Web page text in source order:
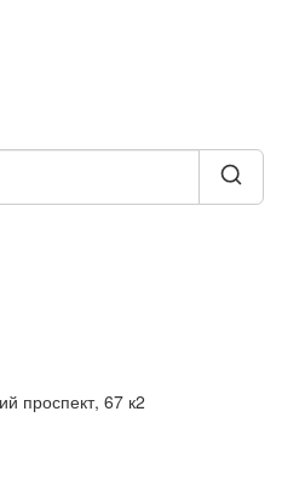
проспект, 67 к2